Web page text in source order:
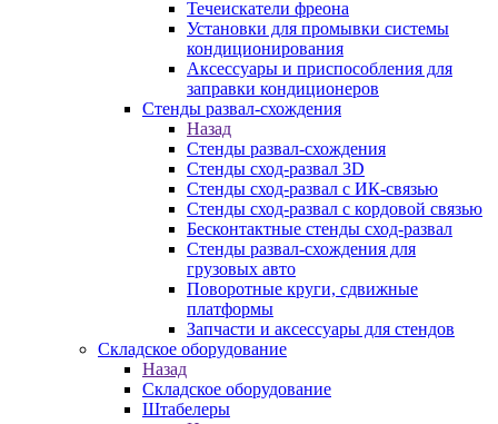
Течеискатели фреона
Установки для промывки системы
кондиционирования
Аксессуары и приспособления для
заправки кондиционеров
Стенды развал-схождения
Назад
Стенды развал-схождения
Стенды сход-развал 3D
Стенды сход-развал с ИК-связью
Стенды сход-развал с кордовой связью
Бесконтактные стенды сход-развал
Стенды развал-схождения для
грузовых авто
Поворотные круги, сдвижные
платформы
Запчасти и аксессуары для стендов
Складское оборудование
Назад
Складское оборудование
Штабелеры